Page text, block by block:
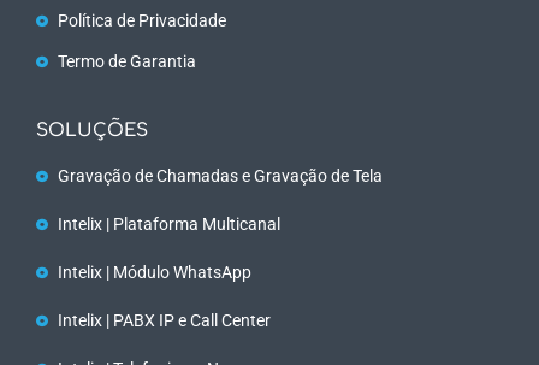
Política de Privacidade
Termo de Garantia
SOLUÇÕES
Gravação de Chamadas e Gravação de Tela
Intelix | Plataforma Multicanal
Intelix | Módulo WhatsApp
Intelix | PABX IP e Call Center